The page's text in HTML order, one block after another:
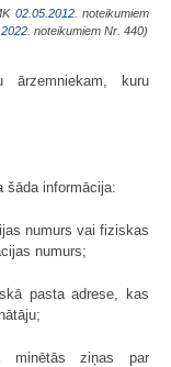
02.05.2012. noteikumiem
noteikumiem Nr. 440)
ārzemniekam, kuru
šāda informācija:
numurs vai fiziskas
numurs;
pasta adrese, kas
minētās ziņas par